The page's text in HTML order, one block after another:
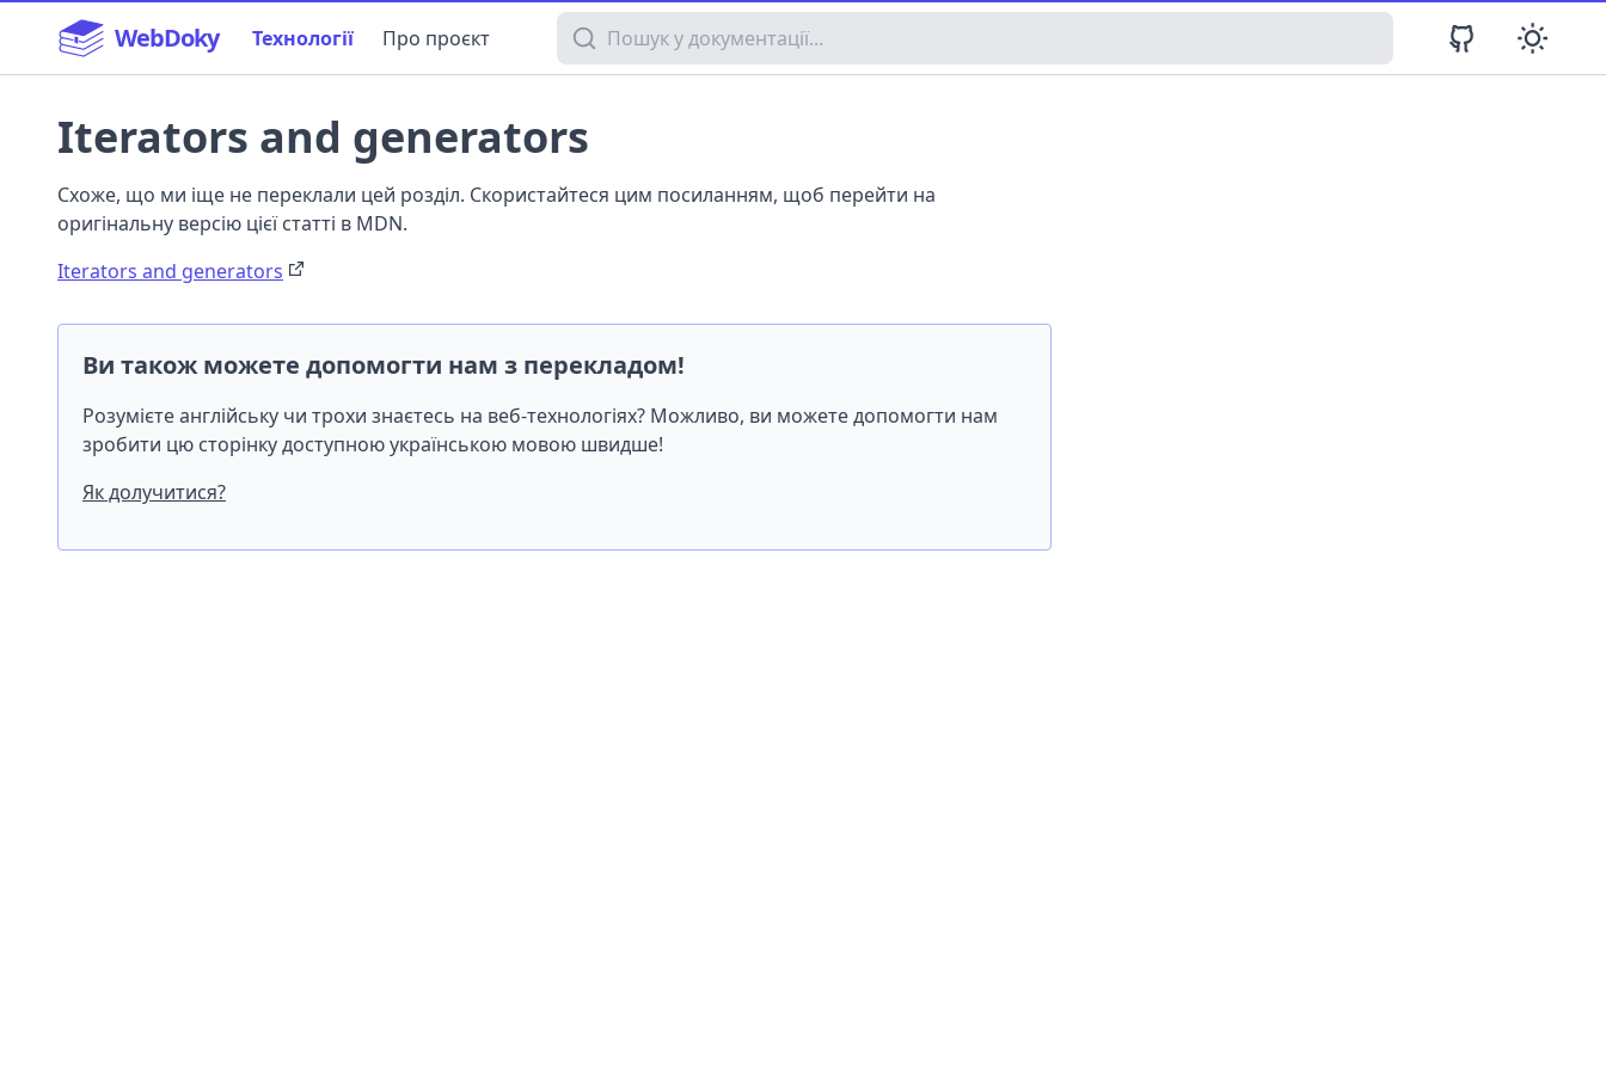
WebDoky Технології Про проєкт Пошук у документації
Iterators and generators
Схоже, що ми іще не переклали цей розділ. Скористайтеся цим посиланням, щоб перейти на
оригінальну версію цієї статті в MDN.
Iterators and generators
Ви також можете допомогти нам з перекладом!
Розумієте англійську чи трохи знаєтесь на веб-технологіях? Можливо, ви можете допомогти нам
зробити цю сторінку доступною українською мовою швидше!
Як долучитися?